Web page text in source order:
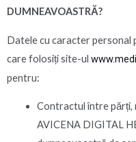
DUMNEAVOASTRĂ?
Datele cu caracter personal
care folosiți site-ul
pentru:
Contractul între părți,
AVICENA DIGITAL